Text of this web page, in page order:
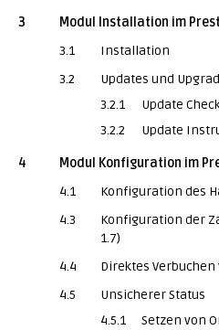
3
Modul Installation im
3.1
Installation
3.2
Updates und
3.2.1
Update
3.2.2
Update
4
Modul Konfiguration im
4.1
Konfiguration des
4.3
Konfiguration der
1.7)
4.4
Direktes
4.5
Unsicherer Status
4.5.1
Setzen von